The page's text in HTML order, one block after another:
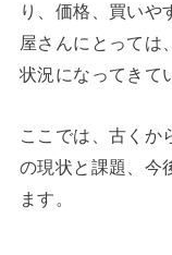
り、価格、買いや
屋さんにとっては
状況になってきて
ここでは、古くか
の現状と課題、今
ます。